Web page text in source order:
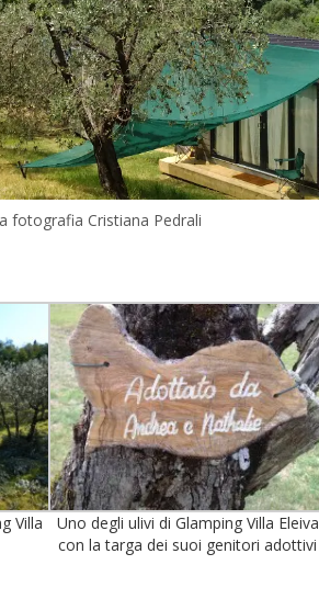
fotografia Cristiana Pedrali
Villa
Uno degli ulivi di Glamping Villa Eleiva
con la targa dei suoi genitori adottivi